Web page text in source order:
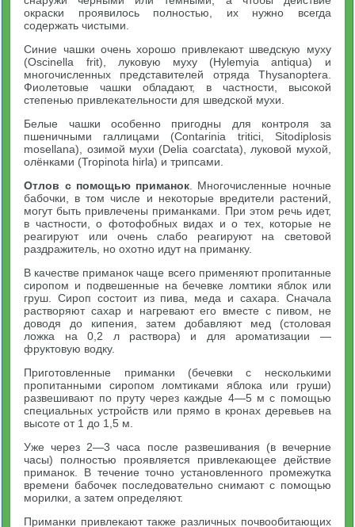
окраски проявилось полностью, их нужно всегда
содержать чистыми.
Синие чашки очень хорошо привлекают шведскую муху
(Oscinella frit), луковую муху (Hylemyia antiqua) и
многочисленных представителей отряда Thysanoptera.
Фиолетовые чашки обладают, в частности, высокой
степенью привлекательности для шведской мухи.
Белые чашки особенно пригодны для контроля за
пшеничными галлицами (Contarinia tritici, Sitodiplosis
mosellana), озимой мухи (Delia coarctata), луковой мухой,
олёнками (Tropinota hirla) и трипсами.
Отлов с помощью приманок . Многочисленные ночные
бабочки, в том числе и некоторые вредители растений,
могут быть привлечены приманками. При этом речь идет,
в частности, о фотофобных видах и о тех, которые не
реагируют или очень слабо реагируют на световой
раздражитель, но охотно идут на приманку.
В качестве приманок чаще всего применяют пропитанные
сиропом и подвешенные на бечевке ломтики яблок или
груш. Сироп состоит из пива, меда и сахара. Сначала
растворяют сахар и нагревают его вместе с пивом, не
доводя до кипения, затем добавляют мед (столовая
ложка на 0,2 л раствора) и для ароматизации —
фруктовую водку.
Приготовленные приманки (бечевки с несколькими
пропитанными сиропом ломтиками яблока или груши)
развешивают по пруту через каждые 4—5 м с помощью
специальных устройств или прямо в кронах деревьев на
высоте от 1 до 1,5 м.
Уже через 2—3 часа после развешивания (в вечерние
часы) полностью проявляется привлекающее действие
приманок. В течение точно установленного промежутка
времени бабочек последовательно снимают с помощью
морилки, а затем определяют.
Приманки привлекают также различных почвообитающих